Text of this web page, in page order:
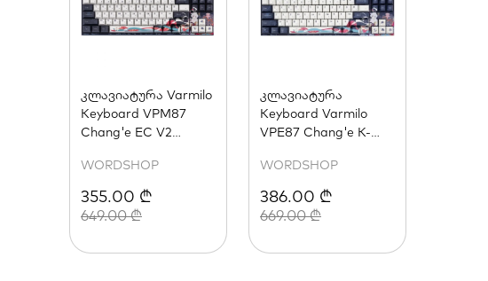
კლავიატურა Varmilo
Keyboard VPM87
Chang'e EC V2
WORDSHOP
355.00 ₾
649.00 ₾
კლავიატურა
Keyboard Varmilo
VPE87 Chang'e K-
WORDSHOP
386.00 ₾
669.00 ₾